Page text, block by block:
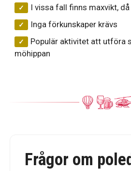
I vissa fall finns maxvikt,
Inga förkunskaper krävs
Populär aktivitet att utföra
möhippan
Frågor om